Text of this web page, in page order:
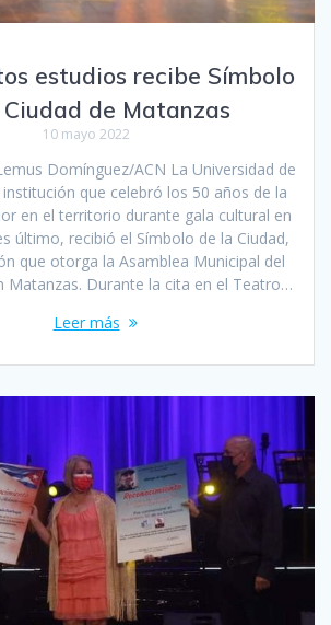
estudios recibe Símbolo
de Matanzas
10 mayo 2022
Domínguez/ACN La Universidad de
que celebró los 50 años de la
en el territorio durante gala cultural en
último, recibió el Símbolo de la Ciudad,
que otorga la Asamblea Municipal del
Matanzas. Durante la cita en el Teatro…
Leer más